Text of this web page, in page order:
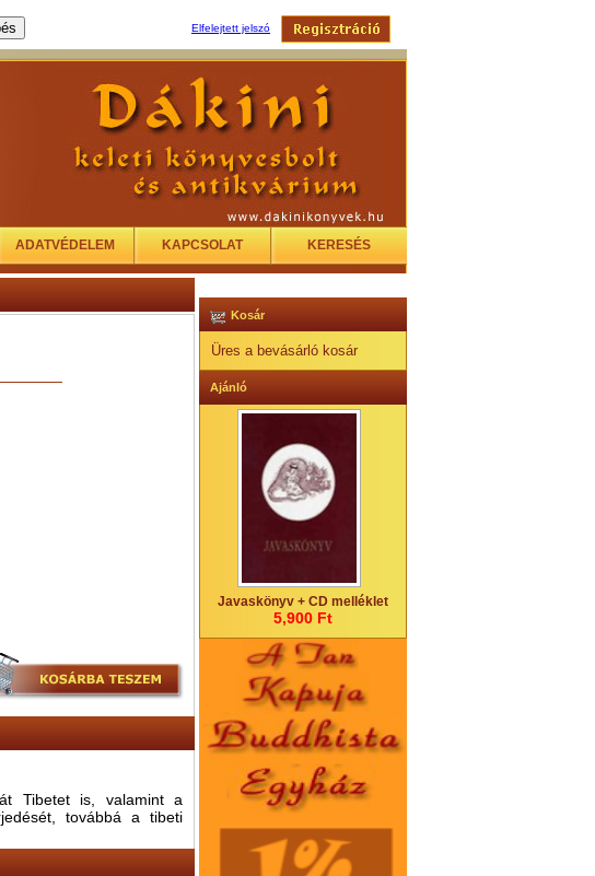
Elfelejtett jelszó
ADATVÉDELEM KAPCSOLAT KERESÉS
Kosár
Üres a bevásárló kosár
Ajánló
Javaskönyv + CD melléklet
5,900 Ft
Tibetet is, valamint a
továbbá a tibeti